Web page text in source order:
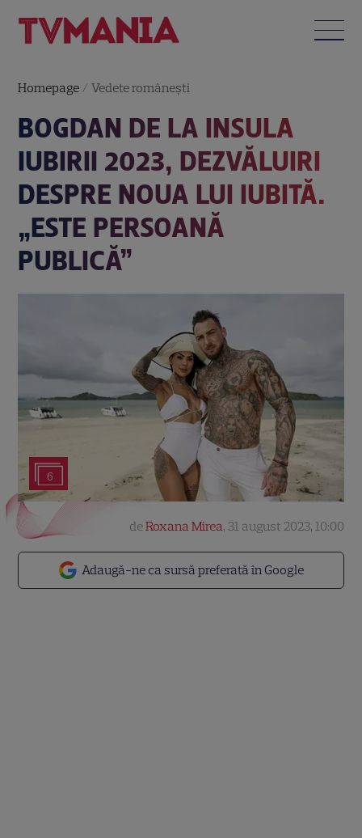
Homepage /Vedete româneşti
BOGDAN DE LA INSULA
IUBIRII 2023, DEZVĂLUIRI
DESPRE NOUA LUI IUBITĂ.
„ESTE PERSOANĂ
PUBLICĂ”
6
Adaugă-ne ca sursă preferată în Google
deRoxana Mirea, 31 august 2023, 10:00